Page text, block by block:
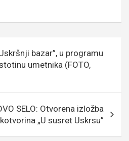
g
er
p
bazar”, u programu
umetnika (FOTO,
SELO: Otvorena izložba
„U susret Uskrsu”